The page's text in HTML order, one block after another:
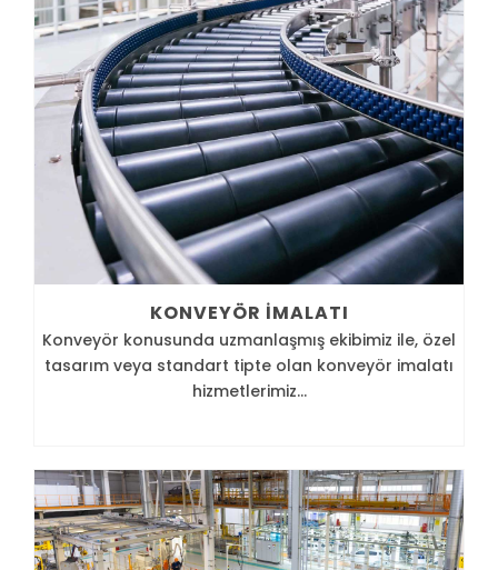
KONVEYÖR İMALATI
Konveyör konusunda uzmanlaşmış ekibimiz ile, özel
tasarım veya standart tipte olan konveyör imalatı
hizmetlerimiz...